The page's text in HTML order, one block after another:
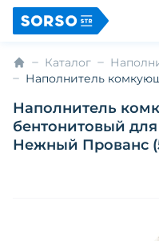
Каталог
Наполнитель
Наполнитель
бентонитовый
Нежный Прованс